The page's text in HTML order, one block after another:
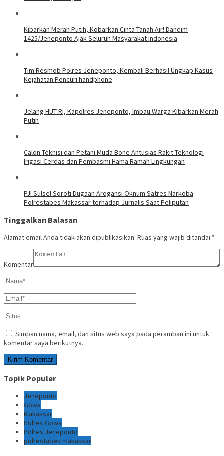
Kibarkan Merah Putih, Kobarkan Cinta Tanah Air! Dandim
1425/Jeneponto Ajak Seluruh Masyarakat Indonesia
Tim Resmob Polres Jeneponto, Kembali Berhasil Ungkap Kasus
Kejahatan Pencuri handphone
Jelang HUT RI, Kapolres Jeneponto, Imbau Warga Kibarkan Merah
Putih
Calon Teknisi dan Petani Muda Bone Antusias Rakit Teknologi
Irigasi Cerdas dan Pembasmi Hama Ramah Lingkungan
PJI Sulsel Soroti Dugaan Arogansi Oknum Satres Narkoba
Polrestabes Makassar terhadap Jurnalis Saat Peliputan
Tinggalkan Balasan
Alamat email Anda tidak akan dipublikasikan. Ruas yang wajib ditandai *
Komentar
Simpan nama, email, dan situs web saya pada peramban ini untuk
komentar saya berikutnya.
Topik Populer
Jeneponto
Gowa
Makassar
Polres Gowa
Polres Jeneponto
polrestabes makassar